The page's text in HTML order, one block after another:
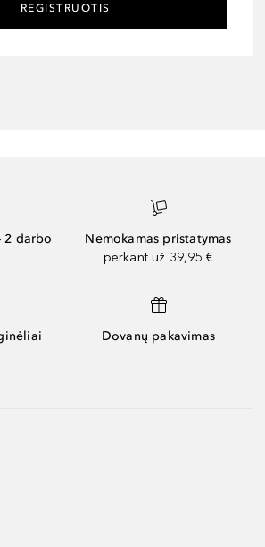
REGISTRUOTIS
2 darbo
Nemokamas pristatymas
perkant už 39,95 €
Dovanų pakavimas